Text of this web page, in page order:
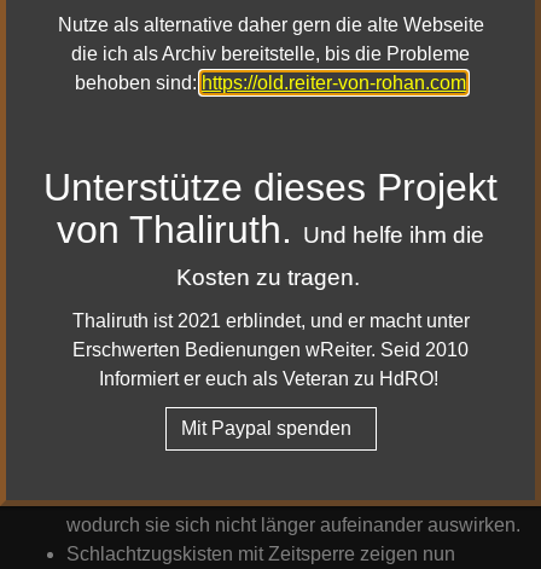
Die neue Ressourceninstanz „Verwelkte Heide:
Den Sturm überstehen“ ist nun verfügbar.
Es gibt neue „Gesuchte Kiesel“-Aufgaben, die
Scheuermoos. Redet mit Mózhek in Skarhald,
um mehr zu erfahren.
Jedes Eiergerangel bleibt nun doppelt so lange
aktiv wie vorher.
Herbstfest
nun je eintausend Prachtstücke des Glanzes.
haben nun getrennte Effekte und Abklingzeiten,
wodurch sie sich nicht länger aufeinander auswirken.
Schlachtzugskisten mit Zeitsperre zeigen nun
Nutze als alternative daher gern die alte Webseite
die ich als Archiv bereitstelle, bis die Probleme
behoben sind: https://old.reiter-von-rohan.com
Unterstütze dieses Projekt
von Thaliruth.
Und helfe ihm die
Kosten zu tragen.
Thaliruth ist 2021 erblindet, und er macht unter
Erschwerten Bedienungen wReiter. Seid 2010
Informiert er euch als Veteran zu HdRO!
Mit Paypal spenden